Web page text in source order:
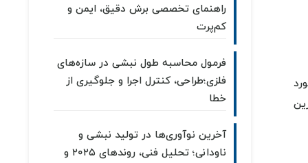
راهنمای تخصصی برش دقیق، ایمن و
کم‌پرت
فرمول محاسبه طول نبشی در سازه‌های
فلزی؛طراحی، کنترل اجرا و جلوگیری از
خطا
آخرین نوآوری‌ها در تولید نبشی و
ناودانی؛ تحلیل فنی، روندهای ۲۰۲۵ و